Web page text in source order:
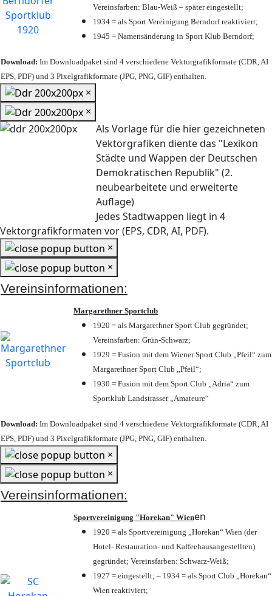
Vereinsfarben: Blau-Weiß – später eingestellt;
1934 = als Sport Vereinigung Berndorf reaktiviert;
1945 = Namensänderung in Sport Klub Berndorf;
Download: Im Downloadpaket sind 4 verschiedene Vektorgrafikformate (CDR, AI
EPS, PDF) und 3 Pixelgrafikformate (JPG, PNG, GIF) enthalten.
×
×
Als Vorlage für die hier gezeichneten
Vektorgrafiken diente das "Lexikon
Städte und Wappen der Deutschen
Demokratischen Republik" (2.
neubearbeitete und erweiterte
Auflage)
Jedes Stadtwappen liegt in 4
Vektorgrafikformaten vor (EPS, CDR, AI, PDF).
×
×
Vereinsinformationen:
Margarethner Sportclub
1920 = als Margarethner Sport Club gegründet;
Vereinsfarben: Grün-Schwarz;
1929 = Fusion mit dem Wiener Sport Club „Pfeil“ zum
Margarethner Sport Club „Pfeil“;
1930 = Fusion mit dem Sport Club „Adria“ zum
Sportklub Landstrasser „Amateure“
Download: Im Downloadpaket sind 4 verschiedene Vektorgrafikformate (CDR, AI
EPS, PDF) und 3 Pixelgrafikformate (JPG, PNG, GIF) enthalten.
×
×
Vereinsinformationen:
Sportvereinigung "Horekan" Wienen
1920 = als Sportvereinigung „Horekan“ Wien (der
Hotel- Restauration- und Kaffeehausangestellten)
gegründet; Vereinsfarben: Schwarz-Weiß;
1927 = eingestellt; – 1934 = als Sport Club „Horekan“
Wien reaktiviert;